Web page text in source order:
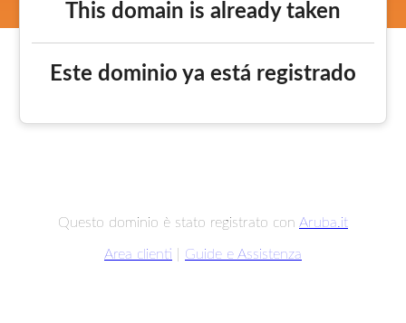
This domain is already taken
Este dominio ya está registrado
Questo dominio è stato registrato con Aruba.it
Area clienti Guide e Assistenza